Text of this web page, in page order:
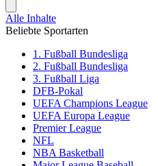
Alle Inhalte
Beliebte Sportarten
1. Fußball Bundesliga
2. Fußball Bundesliga
3. Fußball Liga
DFB-Pokal
UEFA Champions League
UEFA Europa League
Premier League
NFL
NBA Basketball